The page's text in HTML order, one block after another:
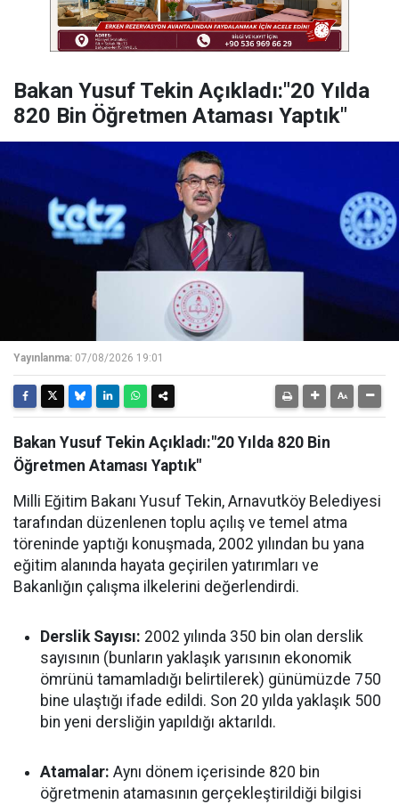
Bakan Yusuf Tekin Açıkladı:"20 Yılda
820 Bin Öğretmen Ataması Yaptık"
Yayınlanma: 07/08/2026 19:01
Bakan Yusuf Tekin Açıkladı:"20 Yılda 820 Bin
Öğretmen Ataması Yaptık"
Milli Eğitim Bakanı Yusuf Tekin, Arnavutköy Belediyesi
tarafından düzenlenen toplu açılış ve temel atma
töreninde yaptığı konuşmada, 2002 yılından bu yana
eğitim alanında hayata geçirilen yatırımları ve
Bakanlığın çalışma ilkelerini değerlendirdi.
Derslik Sayısı: 2002 yılında 350 bin olan derslik
sayısının (bunların yaklaşık yarısının ekonomik
ömrünü tamamladığı belirtilerek) günümüzde 750
bine ulaştığı ifade edildi. Son 20 yılda yaklaşık 500
bin yeni dersliğin yapıldığı aktarıldı.
Atamalar: Aynı dönem içerisinde 820 bin
öğretmenin atamasının gerçekleştirildiği bilgisi